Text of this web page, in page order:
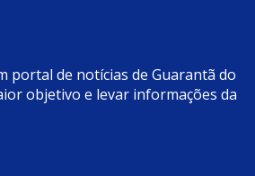
portal de notícias de Guarantã do
objetivo e levar informações da